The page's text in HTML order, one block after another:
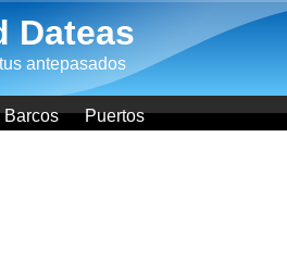
Dateas
antepasados
Barcos Puertos